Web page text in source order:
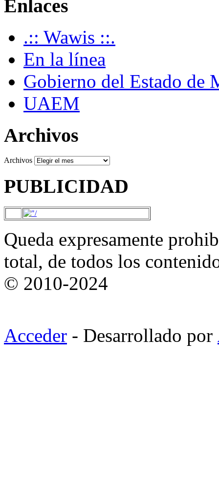
Enlaces
.:: Wawis ::.
En la línea
Gobierno del Estado de
UAEM
Archivos
Archivos
PUBLICIDAD
Queda expresamente
total, de todos los
© 2010-2024
Acceder - Desarrollado por